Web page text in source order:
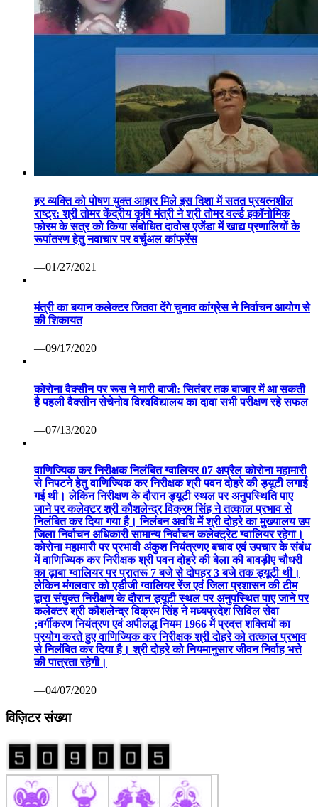
हर व्यक्ति को पोषण युक्त आहार मिले इस दिशा में सतत प्रयत्नशील
राष्ट्र: श्री तोमर केंद्रीय कृषि मंत्री ने श्री तोमर वर्ल्ड इकॉनोमिक
फोरम के सत्र को किया संबोधित दावोस एजेंडा में खाद्य प्रणालियों के
रूपांतरण हेतु नवाचार पर वर्चुअल कांफ्रेंस
—01/27/2021
मंत्री का बयान कलेक्टर जितवा देंगे चुनाव कांग्रेस ने निर्वाचन आयोग से
की शिकायत
—09/17/2020
कोरोना वैक्सीन पर रूस ने मारी बाजी: सितंबर तक बाजार में आ सकती
है पहली वैक्सीन सेचेनोव विश्वविद्यालय का दावा सभी परीक्षण रहे सफल
—07/13/2020
वाणिज्यिक कर निरीक्षक निलंबित ग्वालियर 07 अप्रैल कोरोना महामारी
से निपटने हेतु वाणिज्यिक कर निरीक्षक श्री पवन दोहरे की ड्यूटी लगाई
गई थी। लेकिन निरीक्षण के दौरान ड्यूटी स्थल पर अनुपस्थिति पाए
जाने पर कलेक्टर श्री कौशलेन्द्र विक्रम सिंह ने तत्काल प्रभाव से
निलंबित कर दिया गया है। निलंबन अवधि में श्री दोहरे का मुख्यालय उप
जिला निर्वाचन अधिकारी सामान्य निर्वाचन कलेक्ट्रेट ग्वालियर रहेगा।
कोरोना महामारी पर प्रभावी अंकुश नियंत्रणए बचाव एवं उपचार के संबंध
में वाणिज्यिक कर निरीक्षक श्री पवन दोहरे की बेला की बावड़ीए चौधरी
का ढ़ाबा ग्वालियर पर प्रातरू 7 बजे से दोपहर 3 बजे तक ड्यूटी थी।
लेकिन मंगलवार को एडीजी ग्वालियर रेंज एवं जिला प्रशासन की टीम
द्वारा संयुक्त निरीक्षण के दौरान ड्यूटी स्थल पर अनुपस्थित पाए जाने पर
कलेक्टर श्री कौशलेन्द्र विक्रम सिंह ने मध्यप्रदेश सिविल सेवा
;वर्गीकरण नियंत्रण एवं अपीलद्ध नियम 1966 में प्रदत्त शक्तियों का
प्रयोग करते हुए वाणिज्यिक कर निरीक्षक श्री दोहरे को तत्काल प्रभाव
से निलंबित कर दिया है। श्री दोहरे को नियमानुसार जीवन निर्वाह भत्ते
की पात्रता रहेगी।
—04/07/2020
विज़िटर संख्या